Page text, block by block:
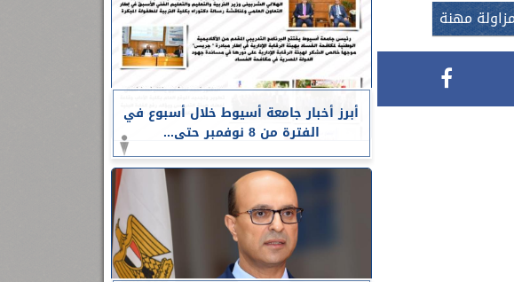
أبرز أخبار جامعة أسيوط خلال أسبوع في
الفترة من 8 نوفمبر حتى...